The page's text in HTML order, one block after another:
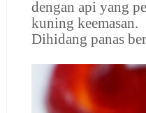
dengan api yang
kuning keemasan.
Dihidang panas